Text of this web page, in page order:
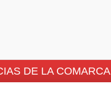
DE LA COMARCA